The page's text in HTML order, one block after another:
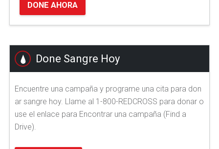
DONE AHORA
Done Sangre Hoy
Encuentre una campaña y programe una cita para don
ar sangre hoy. Llame al 1-800-REDCROSS para donar o
use el enlace para Encontrar una campaña (Find a
Drive).